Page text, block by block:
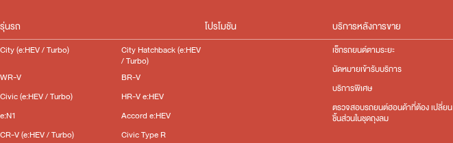
รุ่นรถ
City (e:HEV / Turbo) City Hatchback (e:HEV
/ Turbo)
WR-V
BR-V
Civic (e:HEV / Turbo)
HR-V e:HEV
e:N1
Accord e:HEV
CR-V (e:HEV / Turbo)
Civic Type R
โปรโมชัน บริการหลังการขาย
เช็กรถยนต์ตามระยะ
นัดหมายเข้ารับบริการ
บริการพิเศษ
ตรวจสอบรถยนต์ฮอนด้าที่ต้อง เปลี่ยน
ชิ้นส่วนในชุดถุงลม